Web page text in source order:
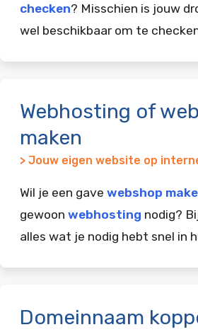
checken? Misschien is jouw
wel beschikbaar om te
Webhosting of
maken
> Jouw eigen website op
Wil je een gave webshop
gewoon webhosting nodig?
alles wat je nodig hebt snel in
Domeinnaam